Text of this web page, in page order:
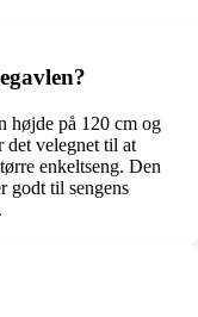
højde på 120 cm og
det velegnet til at
enkeltseng. Den
godt til sengens